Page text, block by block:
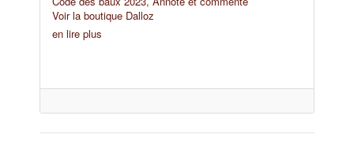
Voir la boutique Dalloz
en lire plus